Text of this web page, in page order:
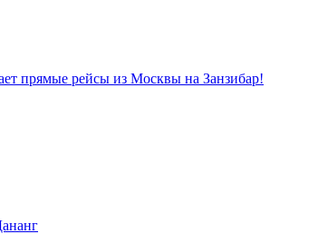
прямые рейсы из Москвы на Занзибар!